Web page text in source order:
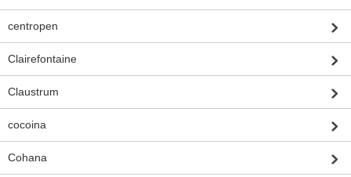
centropen
Clairefontaine
Claustrum
cocoina
Cohana